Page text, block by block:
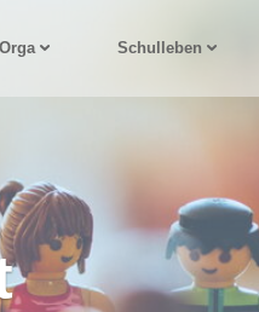
Orga Schulleben